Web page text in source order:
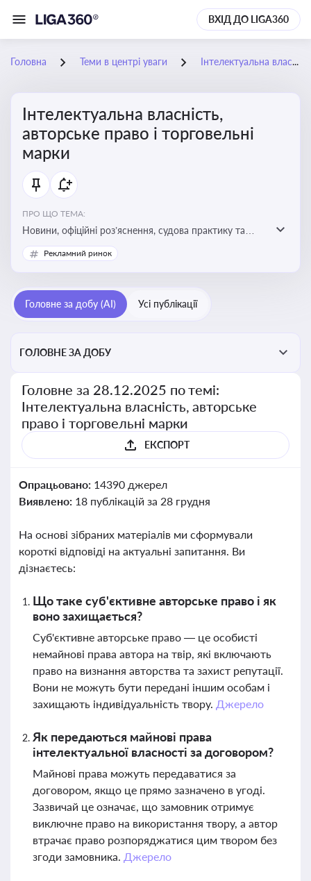
ВХІД ДО LIGA360
Головна Теми в центрі уваги Інтелектуальна власність, авторське право і торговельні марки
Інтелектуальна власність,
авторське право і торговельні
марки
ПРО ЩО ТЕМА:
Новини, офіційні роз’яснення, судова практику та
експертні матеріали, що стосуються авторського
права, реєстрації та захисту торговельних марок,
власності, а також змін у законодавстві у цій сфері
Рекламний ринок
Головне за добу (AI) Усі публікації
ГОЛОВНЕ ЗА ДОБУ
Головне за 28.12.2025 по темі:
Інтелектуальна власність, авторське
право і торговельні марки
ЕКСПОРТ
Опрацьовано: 14390 джерел
Виявлено: 18 публікацій за 28 грудня
На основі зібраних матеріалів ми сформували
короткі відповіді на актуальні запитання. Ви
дізнаєтесь:
Що таке суб'єктивне авторське право і як
воно захищається?
Суб'єктивне авторське право — це особисті
немайнові права автора на твір, які включають
право на визнання авторства та захист репутації.
Вони не можуть бути передані іншим особам і
захищають індивідуальність твору. Джерело
Як передаються майнові права
інтелектуальної власності за договором?
Майнові права можуть передаватися за
договором, якщо це прямо зазначено в угоді.
Зазвичай це означає, що замовник отримує
виключне право на використання твору, а автор
втрачає право розпоряджатися цим твором без
згоди замовника. Джерело